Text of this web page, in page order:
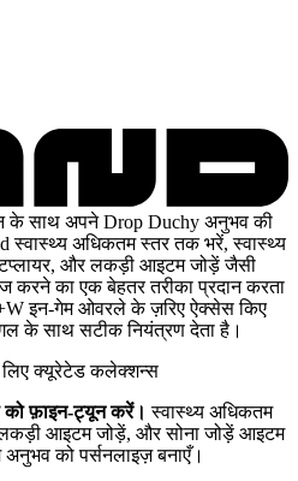
के साथ अपने Drop Duchy अनुभव की
स्वास्थ्य अधिकतम स्तर तक भरें, स्वास्थ्य
और लकड़ी आइटम जोड़ें जैसी
का एक बेहतर तरीका प्रदान करता
इन-गेम ओवरले के ज़रिए ऐक्सेस किए
के साथ सटीक नियंत्रण देता है।
क्यूरेटेड कलेक्शन्स
को फ़ाइन-ट्यून करें। स्वास्थ्य अधिकतम
आइटम जोड़ें, और सोना जोड़ें आइटम
को पर्सनलाइज़ बनाएँ।